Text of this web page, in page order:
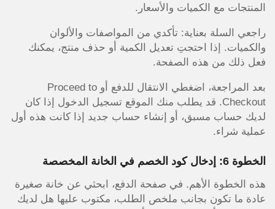
المنتجات مع الكميات والأسعار.
راجعي السلة بعناية: تأكدي من المواصفات والألوان
والكميات. إذا احتجتِ تعديل الكمية أو حذف منتج، يمكنك
فعل ذلك من هذه الصفحة.
بعد المراجعة، اضغطي الانتقال للدفع أو Proceed to
Checkout. قد يطلب منك الموقع تسجيل الدخول إذا كان
لديك حساب مسبق، أو إنشاء حساب جديد إذا كانت هذه أول
عملية شراء.
الخطوة 6: إدخال كود الخصم في الخانة المخصصة
هذه الخطوة الأهم. في صفحة الدفع، ابحثي عن خانة صغيرة
عادة ما تكون بجانب ملخص الطلب، مكتوب عليها هل لديك